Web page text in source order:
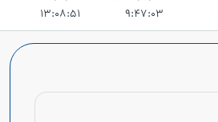
۹:۴۷:۰۳
۱۳:۰۸:۵۱